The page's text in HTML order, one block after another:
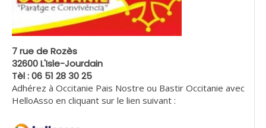
7 rue de Rozès
32600 L'Isle-Jourdain
Tèl : 06 51 28 30 25
Adhérez à Occitanie Pais Nostre ou Bastir Occitanie avec
HelloAsso en cliquant sur le lien suivant :